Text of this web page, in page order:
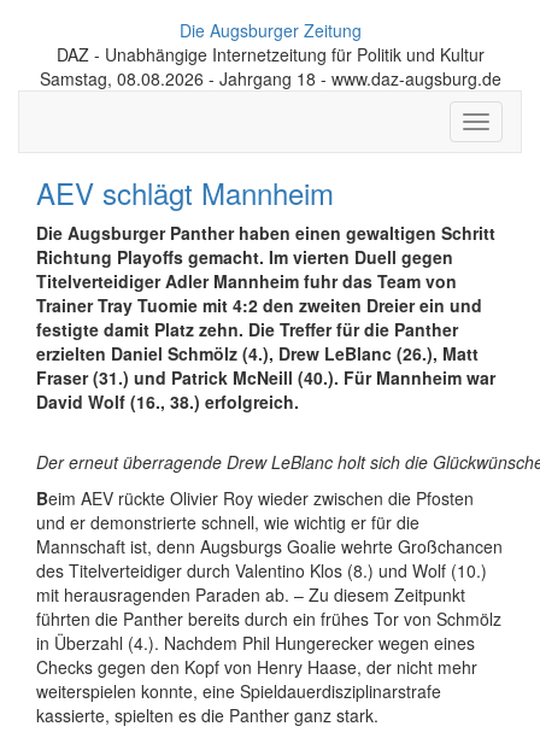
Die Augsburger Zeitung
DAZ - Unabhängige Internetzeitung für Politik und Kultur
Samstag, 08.08.2026 - Jahrgang 18 - www.daz-augsburg.de
Toggle
AEV schlägt Mannheim
Die Augsburger Panther haben einen gewaltigen Schritt
Richtung Playoffs gemacht. Im vierten Duell gegen
Titelverteidiger Adler Mannheim fuhr das Team von
Trainer Tray Tuomie mit 4:2 den zweiten Dreier ein und
festigte damit Platz zehn. Die Treffer für die Panther
erzielten Daniel Schmölz (4.), Drew LeBlanc (26.), Matt
Fraser (31.) und Patrick McNeill (40.). Für Mannheim war
David Wolf (16., 38.) erfolgreich.
Der erneut überragende Drew LeBlanc holt sich die
Beim AEV rückte Olivier Roy wieder zwischen die Pfosten
und er demonstrierte schnell, wie wichtig er für die
Mannschaft ist, denn Augsburgs Goalie wehrte Großchancen
des Titelverteidiger durch Valentino Klos (8.) und Wolf (10.)
mit herausragenden Paraden ab. – Zu diesem Zeitpunkt
führten die Panther bereits durch ein frühes Tor von Schmölz
in Überzahl (4.). Nachdem Phil Hungerecker wegen eines
Checks gegen den Kopf von Henry Haase, der nicht mehr
weiterspielen konnte, eine Spieldauerdisziplinarstrafe
kassierte, spielten es die Panther ganz stark.